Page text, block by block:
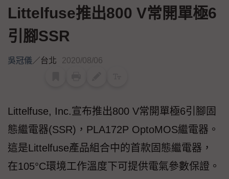
Littelfuse推出800 V常開單極6
引腳SSR
吳冠儀／台北 2020/08/06
Littelfuse, Inc.宣布推出800 V常開單極6引腳固
態繼電器(SSR)，PLA172P OptoMOS繼電器。
這是Littelfuse產品組合中的首款固態繼電器，
在105°C環境工作溫度下可提供電氣參數保證。